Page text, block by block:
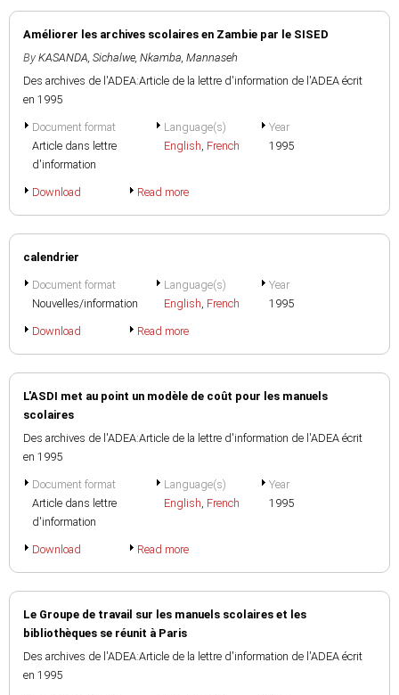
Améliorer les archives scolaires en Zambie par le SISED
By KASANDA, Sichalwe, Nkamba, Mannaseh
Des archives de l'ADEA:Article de la lettre d'information de l'ADEA écrit
en 1995
Document format
Article dans lettre
d'information
Language(s)
English, French
Year
1995
Download Read more
calendrier
Document format
Nouvelles/information
Language(s)
English, French
Year
1995
Download Read more
L'ASDI met au point un modèle de coût pour les manuels
scolaires
Des archives de l'ADEA:Article de la lettre d'information de l'ADEA écrit
en 1995
Document format
Article dans lettre
d'information
Language(s)
English, French
Year
1995
Download Read more
Le Groupe de travail sur les manuels scolaires et les
bibliothèques se réunit à Paris
Des archives de l'ADEA:Article de la lettre d'information de l'ADEA écrit
en 1995